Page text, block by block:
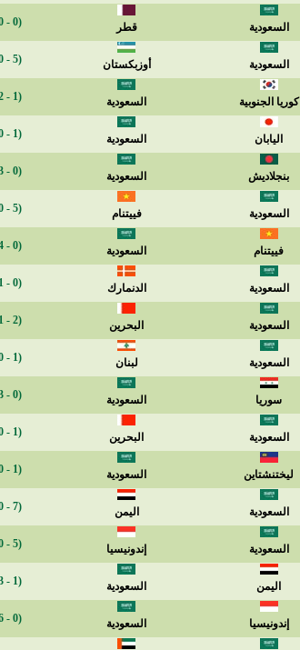
السعودية قطر (0 - 0)
السعودية أوزبكستان (5 - 0)
كوريا الجنوبية السعودية (1 - 2)
اليابان السعودية (1 - 0)
بنجلاديش السعودية (0 - 3)
السعودية فييتنام (5 - 0)
فييتنام السعودية (0 - 4)
السعودية الدنمارك (0 - 1)
السعودية البحرين (2 - 1)
السعودية لبنان (1 - 0)
سوريا السعودية (0 - 3)
السعودية البحرين (1 - 0)
ليختنشتاين السعودية (1 - 0)
السعودية اليمن (7 - 0)
السعودية إندونيسيا (5 - 0)
اليمن السعودية (1 - 3)
إندونيسيا السعودية (0 - 6)